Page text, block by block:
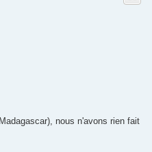
nous n'avons rien fait